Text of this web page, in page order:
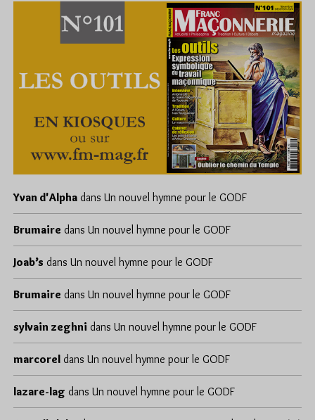
Yvan d'Alpha dans Un nouvel hymne pour le GODF
Brumaire dans Un nouvel hymne pour le GODF
Joab’s dans Un nouvel hymne pour le GODF
Brumaire dans Un nouvel hymne pour le GODF
sylvain zeghni dans Un nouvel hymne pour le GODF
marcorel dans Un nouvel hymne pour le GODF
lazare-lag dans Un nouvel hymne pour le GODF